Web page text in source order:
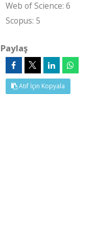
Web of Science: 6
Scopus: 5
Paylaş
Atıf İçin Kopyala